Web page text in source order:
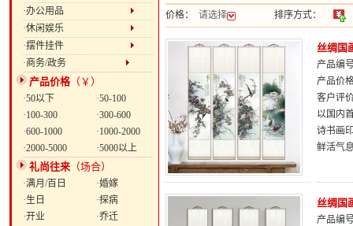
·办公用品
·休闲娱乐
·摆件挂件
·商务/政务
产品价格（￥）
·50以下
·50-100
·100-300
·300-600
·600-1000
·1000-2000
·2000-5000
·5000以上
礼尚往来 （场合）
·满月/百日
·婚嫁
·生日
·探病
·开业
·乔迁
价格： 请选择 排序方式：
丝绸国
产品编
产品价
客户评
以国内
诗书画
鲜活气
丝绸国
产品编